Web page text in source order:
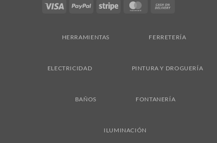
Visa PayPal Stripe MasterCard
HERRAMIENTAS FERRETERÍA
ELECTRICIDAD PINTURA Y DROGUERÍA
BAÑOS FONTANERÍA
ILUMINACIÓN